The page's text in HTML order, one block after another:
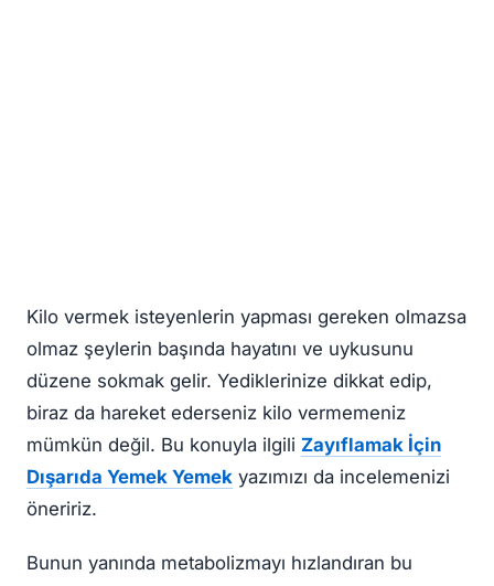
Kilo vermek isteyenlerin yapması gereken olmazsa
olmaz şeylerin başında hayatını ve uykusunu
düzene sokmak gelir. Yediklerinize dikkat edip,
biraz da hareket ederseniz kilo vermemeniz
mümkün değil. Bu konuyla ilgili Zayıflamak İçin
Dışarıda Yemek Yemek yazımızı da incelemenizi
öneririz.
Bunun yanında metabolizmayı hızlandıran bu